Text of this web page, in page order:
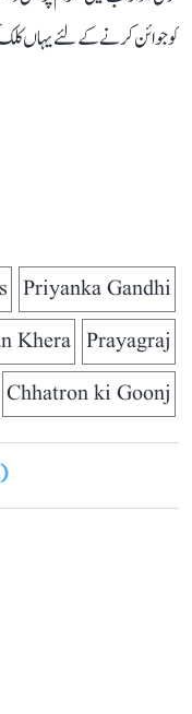
کو جوائن کرنے کے لئے یہاں
Priyanka Gandhi
Prayagraj
Khera
Chhatron ki Goonj